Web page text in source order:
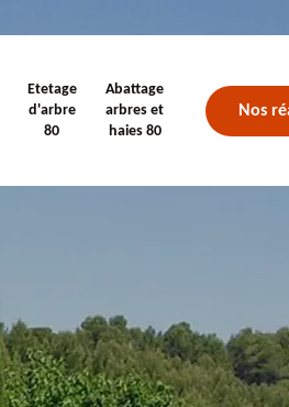
Etetage
d'arbre
80
Abattage
arbres et
haies 80
Nos